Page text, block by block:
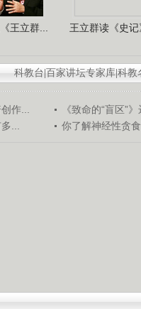
王立群... 王立群读《史
科教台 百家讲坛专家库 科教
作...
《致命的“盲区”
...
你了解神经性贪